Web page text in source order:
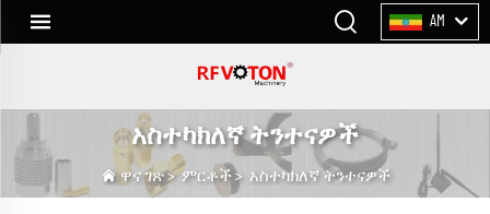
AM
አስተካክለኛ ትንተናዎች
ዋና ገጽ>ምርቶች> አስተካክለኛ ትንተናዎች